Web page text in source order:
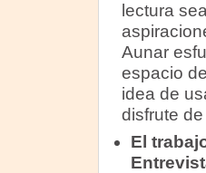
lectura
Aunar
espacio
idea de
disfrute
El